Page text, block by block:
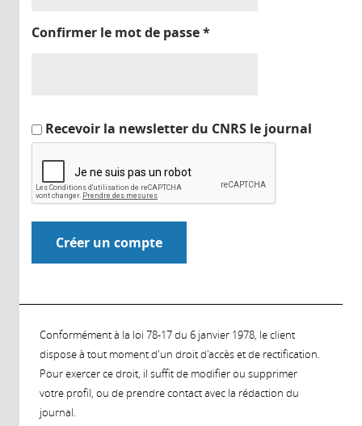
Confirmer le mot de passe*
Recevoir la newsletter du CNRS le journal
Conformément à la loi 78-17 du 6 janvier 1978, le client
dispose à tout moment d'un droit d'accès et de rectification.
Pour exercer ce droit, il suffit de modifier ou supprimer
votre profil, ou de prendre contact avec la rédaction du
journal.